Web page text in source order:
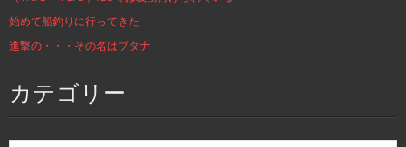
始めて船釣りに行ってきた
進撃の・・・その名はブタナ
カテゴリー
カ